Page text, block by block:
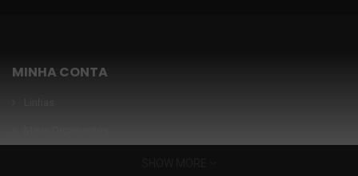
MINHA CONTA